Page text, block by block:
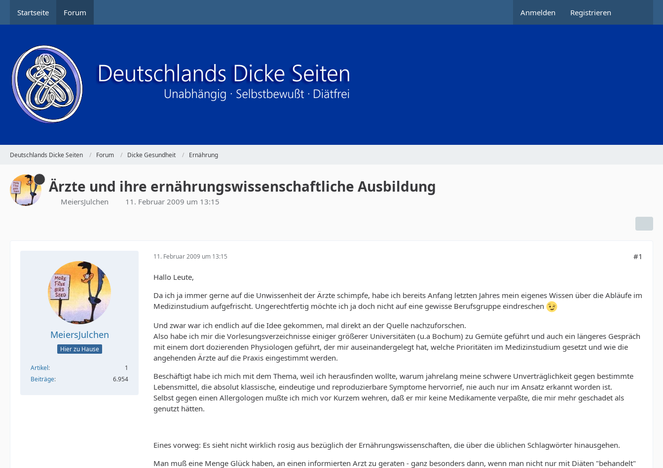
Startseite Forum Anmelden Registrieren
Deutschlands Dicke Seiten Forum Dicke Gesundheit Ernährung
Ärzte und ihre ernährungswissenschaftliche Ausbildung
MeiersJulchen 11. Februar 2009 um 13:15
MeiersJulchen
Hier zu Hause
Artikel
1
Beiträge
6.954
11. Februar 2009 um 13:15 #1
Hallo Leute,
Da ich ja immer gerne auf die Unwissenheit der Ärzte schimpfe, habe ich bereits Anfang letzten Jahres mein eigenes Wissen über die Abläufe im
Medizinstudium aufgefrischt. Ungerechtfertig möchte ich ja doch nicht auf eine gewisse Berufsgruppe eindreschen
Und zwar war ich endlich auf die Idee gekommen, mal direkt an der Quelle nachzuforschen.
Also habe ich mir die Vorlesungsverzeichnisse einiger größerer Universitäten (u.a Bochum) zu Gemüte geführt und auch ein längeres Gespräch
mit einem dort dozierenden Physiologen geführt, der mir auseinandergelegt hat, welche Prioritäten im Medizinstudium gesetzt und wie die
angehenden Ärzte auf die Praxis eingestimmt werden.
Beschäftigt habe ich mich mit dem Thema, weil ich herausfinden wollte, warum jahrelang meine schwere Unverträglichkeit gegen bestimmte
Lebensmittel, die absolut klassische, eindeutige und reproduzierbare Symptome hervorrief, nie auch nur im Ansatz erkannt worden ist.
Selbst gegen einen Allergologen mußte ich mich vor Kurzem wehren, daß er mir keine Medikamente verpaßte, die mir mehr geschadet als
genutzt hätten.
Eines vorweg: Es sieht nicht wirklich rosig aus bezüglich der Ernährungswissenschaften, die über die üblichen Schlagwörter hinausgehen.
Man muß eine Menge Glück haben, an einen informierten Arzt zu geraten - ganz besonders dann, wenn man nicht nur mit Diäten "behandelt"